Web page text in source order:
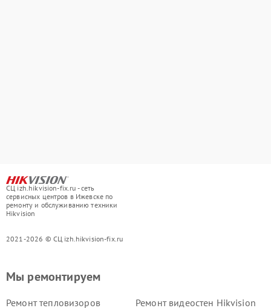
СЦ izh.hikvision-fix.ru - сеть
сервисных центров в Ижевске по
ремонту и обслуживанию техники
Hikvision
2021-2026 © СЦ izh.hikvision-fix.ru
Мы ремонтируем
Ремонт тепловизоров
Ремонт видеостен Hikvision